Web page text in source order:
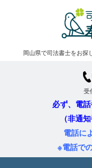
岡山県で司法書士をお探
受
必ず、電
（非通
電話に
※電話で